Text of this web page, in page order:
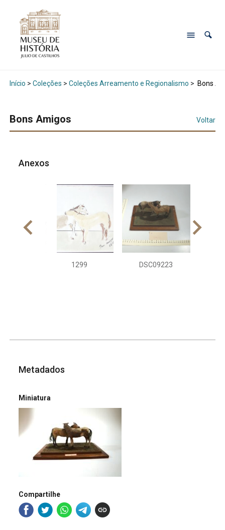
Início > Coleções > Coleções Arreamento e Regionalismo > Bons
Bons Amigos Voltar
Anexos
1299 DSC09223
Metadados
Miniatura
Compartilhe